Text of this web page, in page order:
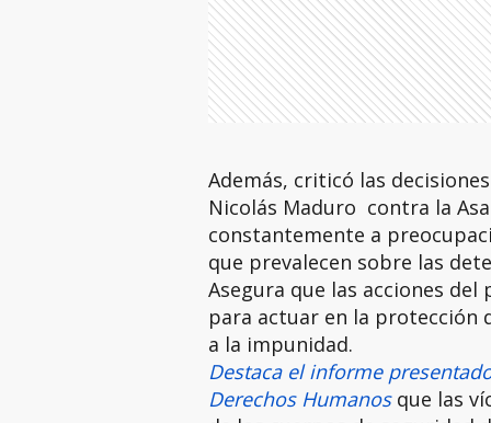
Además, criticó las
Nicolás Maduro contra la
constantemente a
que prevalecen sobre las
Asegura que las acciones
para actuar en la protección
a la impunidad.
Destaca el informe
Derechos Humanos que las